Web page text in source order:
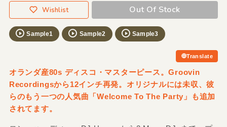
Wishlist Out Of Stock
Sample1 Sample2 Sample3
Translate
オランダ産80s ディスコ・マスターピース。Groovin
Recordingsから12インチ再発。オリジナルには未収、彼
らのもう一つの人気曲「Welcome To The Party」も追加
されてます。